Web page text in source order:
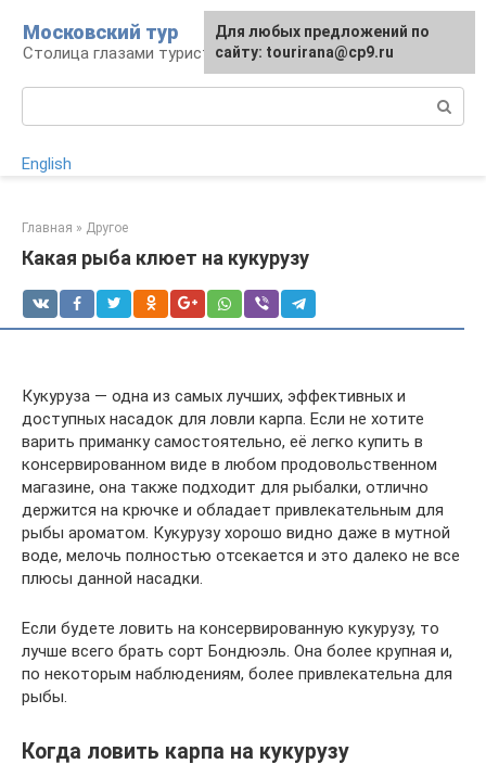
контенту
Московский тур
Столица глазами туриста
English
Главная » Другое
Какая рыба клюет на кукурузу
Кукуруза — одна из самых лучших, эффективных и
доступных насадок для ловли карпа. Если не хотите
варить приманку самостоятельно, её легко купить в
консервированном виде в любом продовольственном
магазине, она также подходит для рыбалки, отлично
держится на крючке и обладает привлекательным для
рыбы ароматом. Кукурузу хорошо видно даже в мутной
воде, мелочь полностью отсекается и это далеко не все
плюсы данной насадки.
Если будете ловить на консервированную кукурузу, то
лучше всего брать сорт Бондюэль. Она более крупная и,
по некоторым наблюдениям, более привлекательна для
рыбы.
Когда ловить карпа на кукурузу
Для любых предложений по
сайту: tourirana@cp9.ru